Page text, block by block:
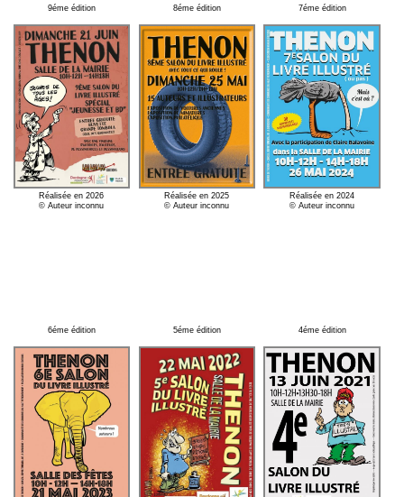
9éme édition
Réalisée en 2026
© Auteur inconnu
8éme édition
Réalisée en 2025
© Auteur inconnu
7éme édition
Réalisée en 2024
© Auteur inconnu
6éme édition 5éme édition 4éme édition